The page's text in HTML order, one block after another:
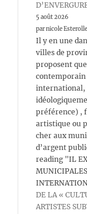
5 août 2026
par nicole Esterolle
Il y en une
villes de
proposent
international,
préférence) ,
artistique ou
cher aux
d’argent
reading "IL
DE LA «
ARTISTES